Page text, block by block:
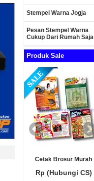
Stempel Warna Jogja
Pesan Stempel Warna
Cukup Dari Rumah Saja
Produk Sale
Tinta Isi Ulang
Rp 20.000